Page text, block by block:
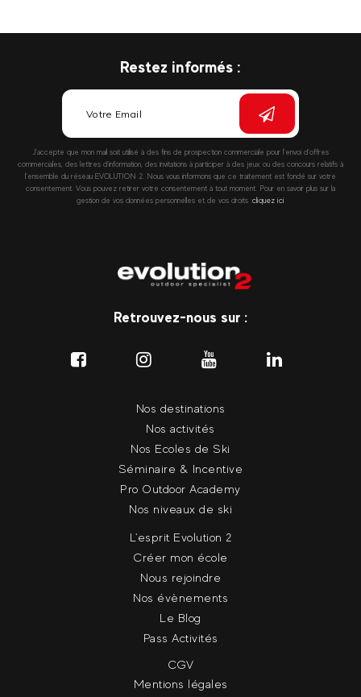
Restez informés :
J’accepte que mon mail soit utilisé à des fins de prospection commerciale pour l’envoi d’offres
commerciales, des lettres d’information, des invitations à participer à des jeux ou des concours relatifs à
l’ensemble du réseau EVOLUTION 2. Nous vous informons que ce traitement est fondé sur votre
consentement. Vous pouvez retirer votre consentement à tout moment. Pour en savoir plus sur la
gestion de vos données personnelles et de vos droits :cliquez ici
Retrouvez-nous sur :
Nos destinations
Nos activités
Nos Ecoles de Ski
Séminaire & Incentive
Pro Outdoor Academy
Nos niveaux de ski
L'esprit Evolution 2
Créer mon école
Nous rejoindre
Nos évènements
Le Blog
Pass Activités
CGV
Mentions légales